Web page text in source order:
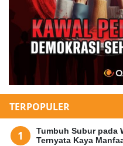
TERPOPULER
Tumbuh Subur pada
Ternyata Kaya